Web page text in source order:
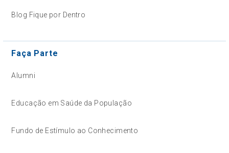
Blog Fique por Dentro
Faça Parte
Alumni
Educação em Saúde da População
Fundo de Estímulo ao Conhecimento